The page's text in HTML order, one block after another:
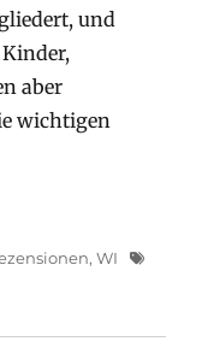
und
aber
wichtigen
, WI
Tags